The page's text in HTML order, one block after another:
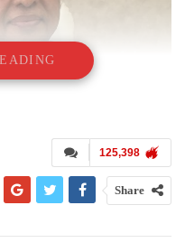
125,398
Share